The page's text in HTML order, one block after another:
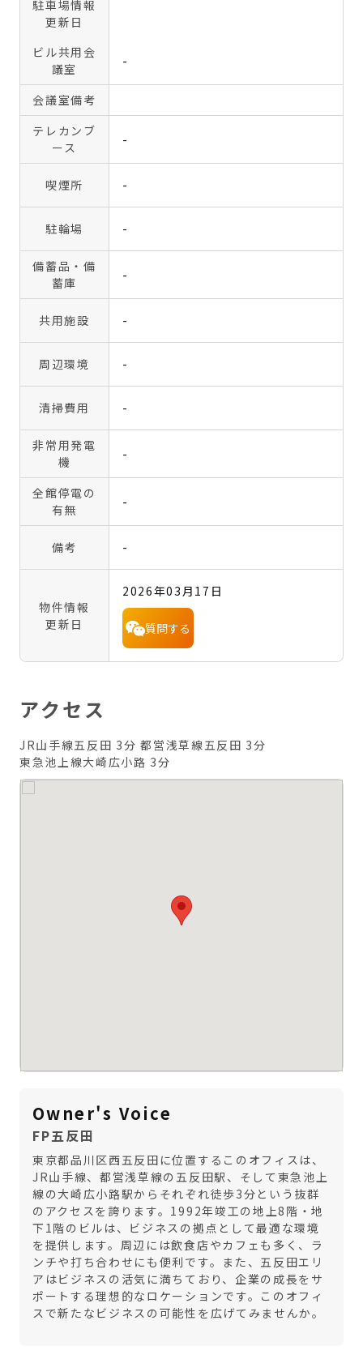
駐車場情報
更新日
ビル共用会
議室
-
会議室備考
テレカンブ
ース
-
喫煙所 -
駐輪場 -
備蓄品・備
蓄庫
-
共用施設 -
周辺環境 -
清掃費用 -
非常用発電
機
-
全館停電の
有無
-
備考 -
物件情報
更新日
2026年03月17日
質問する
アクセス
JR山手線五反田 3分 都営浅草線五反田 3分
東急池上線大崎広小路 3分
Owner's Voice
FP五反田
東京都品川区西五反田に位置するこのオフィスは、
JR山手線、都営浅草線の五反田駅、そして東急池上
線の大崎広小路駅からそれぞれ徒歩3分という抜群
のアクセスを誇ります。1992年竣工の地上8階・地
下1階のビルは、ビジネスの拠点として最適な環境
を提供します。周辺には飲食店やカフェも多く、ラ
ンチや打ち合わせにも便利です。また、五反田エリ
アはビジネスの活気に満ちており、企業の成長をサ
ポートする理想的なロケーションです。このオフィ
スで新たなビジネスの可能性を広げてみませんか。